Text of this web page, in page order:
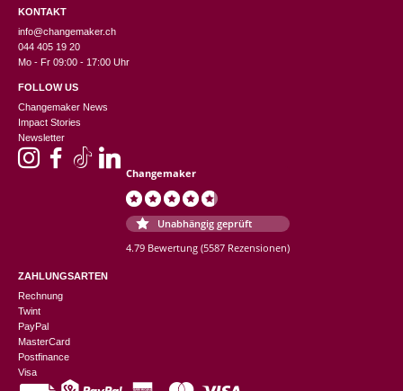
KONTAKT
info@changemaker.ch
044 405 19 20
Mo - Fr 09:00 - 17:00 Uhr
FOLLOW US
Changemaker News
Impact Stories
Newsletter
Changemaker
Unabhängig geprüft
4.79 Bewertung (5587 Rezensionen)
ZAHLUNGSARTEN
Rechnung
Twint
PayPal
MasterCard
Postfinance
Visa